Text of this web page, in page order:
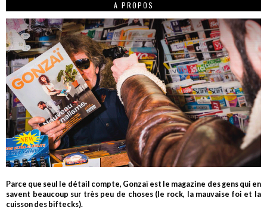
A PROPOS
Parce que seul le détail compte, Gonzaï est le magazine des gens qui en
savent beaucoup sur très peu de choses (le rock, la mauvaise foi et la
cuisson des biftecks).